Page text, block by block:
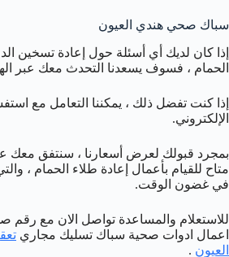
سباك صحي هندي العيون
إذا كان لديك أي أسئلة حول إعادة تسخين
الحمام ، فسوف يسعدنا التحدث معك عبر
إذا كنت تفضل ذلك ، يمكننا التعامل مع
الإلكتروني.
بمجرد قبولك لعرض أسعارنا ، سنتفق معك
متاح للقيام بأعمال إعادة طلاء الحمام ،
في غضون الوقت.
للاستعلام والمساعدة تواصل الان مع رقم
اعمال ادوات صحية سباك تسليك مجاري
العيون .